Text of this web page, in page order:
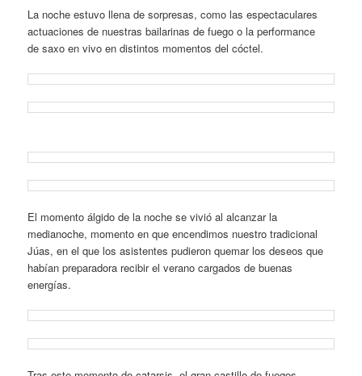
La noche estuvo llena de sorpresas, como las espectaculares
actuaciones de nuestras bailarinas de fuego o la performance
de saxo en vivo en distintos momentos del cóctel.
El momento álgido de la noche se vivió al alcanzar la
medianoche, momento en que encendimos nuestro tradicional
Júas, en el que los asistentes pudieron quemar los deseos que
habían preparadora recibir el verano cargados de buenas
energías.